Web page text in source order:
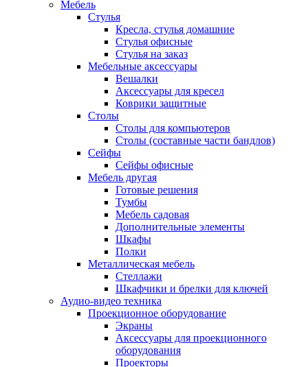
Мебель
Стулья
Кресла, стулья домашние
Стулья офисные
Стулья на заказ
Мебельные аксессуары
Вешалки
Аксессуары для кресел
Коврики защитные
Столы
Столы для компьютеров
Столы (составные части бандлов)
Сейфы
Сейфы офисные
Мебель другая
Готовые решения
Тумбы
Мебель садовая
Дополнительные элементы
Шкафы
Полки
Металлическая мебель
Стеллажи
Шкафчики и брелки для ключей
Аудио-видео техника
Проекционное оборудование
Экраны
Аксессуары для проекционного
оборудования
Проекторы